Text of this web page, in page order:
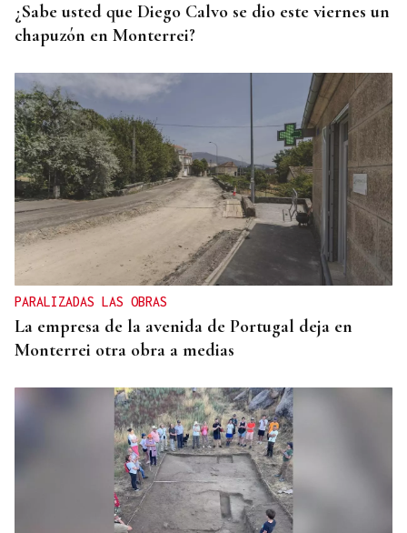
¿Sabe usted que Diego Calvo se dio este viernes un
chapuzón en Monterrei?
PARALIZADAS LAS OBRAS
La empresa de la avenida de Portugal deja en
Monterrei otra obra a medias